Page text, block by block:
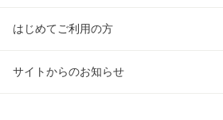
はじめてご利用の方
サイトからのお知らせ